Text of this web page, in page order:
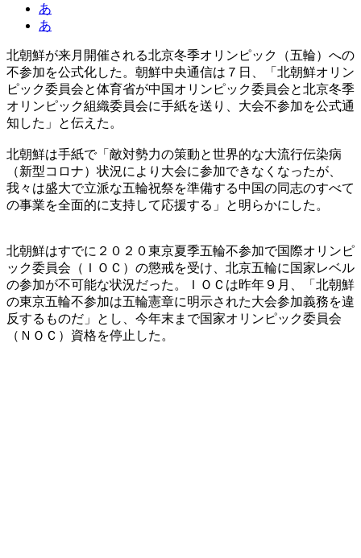
あ
あ
北朝鮮が来月開催される北京冬季オリンピック（五輪）への
不参加を公式化した。朝鮮中央通信は７日、「北朝鮮オリン
ピック委員会と体育省が中国オリンピック委員会と北京冬季
オリンピック組織委員会に手紙を送り、大会不参加を公式通
知した」と伝えた。
北朝鮮は手紙で「敵対勢力の策動と世界的な大流行伝染病
（新型コロナ）状況により大会に参加できなくなったが、
我々は盛大で立派な五輪祝祭を準備する中国の同志のすべて
の事業を全面的に支持して応援する」と明らかにした。
北朝鮮はすでに２０２０東京夏季五輪不参加で国際オリンピ
ック委員会（ＩＯＣ）の懲戒を受け、北京五輪に国家レベル
の参加が不可能な状況だった。ＩＯＣは昨年９月、「北朝鮮
の東京五輪不参加は五輪憲章に明示された大会参加義務を違
反するものだ」とし、今年末まで国家オリンピック委員会
（ＮＯＣ）資格を停止した。